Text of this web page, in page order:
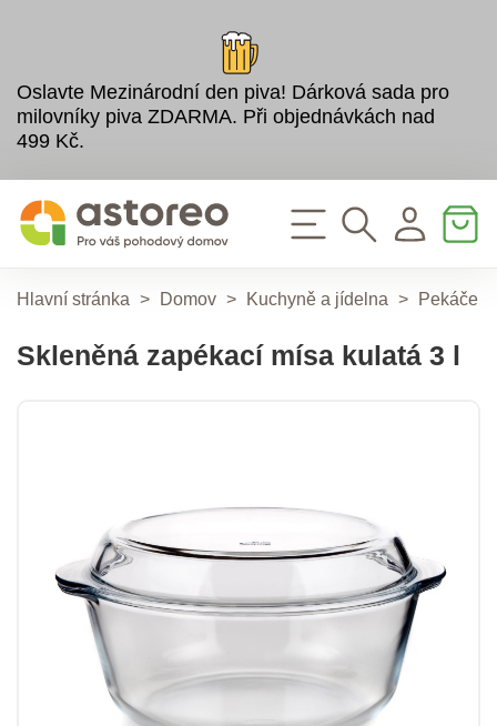
Oslavte Mezinárodní den piva! Dárková sada pro
milovníky piva ZDARMA. Při objednávkách nad
499 Kč.
Hlavní stránka > Domov > Kuchyně a jídelna > Pekáče
Skleněná zapékací mísa kulatá 3 l